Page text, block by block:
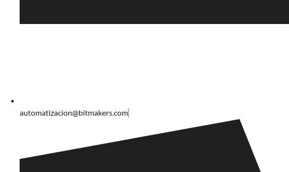
automatizacion@bitmakers.com